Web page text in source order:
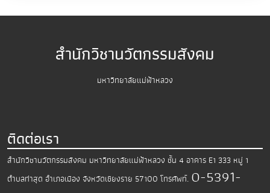
สำนักวิชานวัตกรรมสังคม
มหาวิทยาลัยแม่ฟ้าหลวง
ติดต่อเรา
สำนักวิชานวัตกรรมสังคม มหาวิทยาลัยแม่ฟ้าหลวง ชั้น 4 อาคาร E1 333 หมู่ 1
ตำบลท่าสุด อำเภอเมือง จังหวัดเชียงราย 57100 โทรศัพท์. 0-5391-